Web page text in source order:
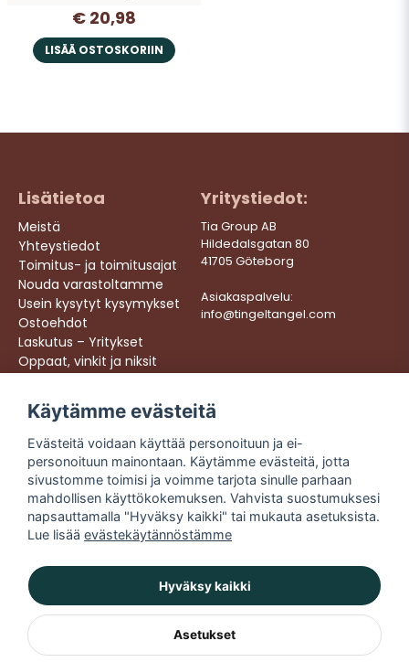
€ 20,98
LISÄÄ OSTOSKORIIN
Lisätietoa
Meistä
Yhteystiedot
Toimitus- ja toimitusajat
Nouda varastoltamme
Usein kysytyt kysymykset
Ostoehdot
Laskutus – Yritykset
Oppaat, vinkit ja niksit
Yritystiedot:
Tia Group AB
Hildedalsgatan 80
41705 Göteborg
Asiakaspalvelu:
info@tingeltangel.com
Följ oss:
Instagram
Facebook
TikTok
YouTube
Nopeat toimitukset
Turvalliset ostokset
Ilmainen toimitus yli
49 € tilauksiin
Käytämme evästeitä
Evästeitä voidaan käyttää personoituun ja ei-
personoituun mainontaan. Käytämme evästeitä, jotta
sivustomme toimisi ja voimme tarjota sinulle parhaan
mahdollisen käyttökokemuksen. Vahvista suostumuksesi
napsauttamalla "Hyväksy kaikki" tai mukauta asetuksista.
Lue lisää evästekäytännöstämme
Hyväksy kaikki
Asetukset